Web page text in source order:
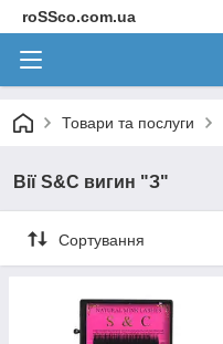
roSSco.com.ua
Товари та послуги
Вії S&C вигин "З"
Сортування